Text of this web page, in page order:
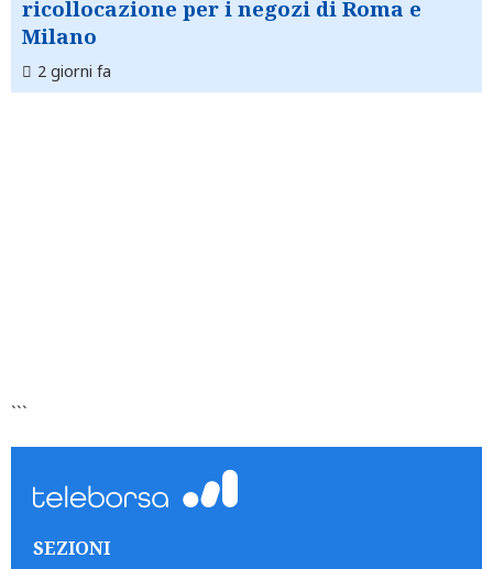
ricollocazione per i negozi di Roma e
Milano
2 giorni fa
```
SEZIONI